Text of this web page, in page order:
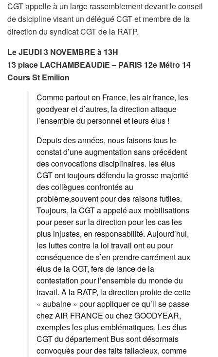
CGT appelle à un large rassemblement devant le conseil
de dsicipline visant un délégué CGT et membre de la
direction du syndicat CGT de la RATP.
Le JEUDI 3 NOVEMBRE à 13H
13 place LACHAMBEAUDIE – PARIS 12e Métro 14
Cours St Emilion
Comme partout en France, les air france, les
goodyear et d’autres, la direction attaque
l’ensemble du personnel et leurs élus !
Depuis des années, nous faisons tous le
constat d’une augmentation sans précédent
des convocations disciplinaires. les élus
CGT ont toujours défendu la grosse majorité
des collègues confrontés au
problème,souvent pour des raisons futiles.
Toujours, la CGT a appelé aux mobilisations
pour peser sur la direction pour les cas les
plus injustes, en responsabilité. Aujourd’hui,
les luttes contre la loi travail ont eu pour
conséquence de s’en prendre carrément aux
élus de la CGT, fers de lance de la
contestation pour l’ensemble du monde du
travail. A la RATP, la direction profite de cette
« aubaine » pour appliquer ce qu’il se passe
chez AIR FRANCE ou chez GOODYEAR,
exemples les plus emblématiques. Les élus
CGT du département Bus sont désormais
convoqués pour des faits fallacieux, comme